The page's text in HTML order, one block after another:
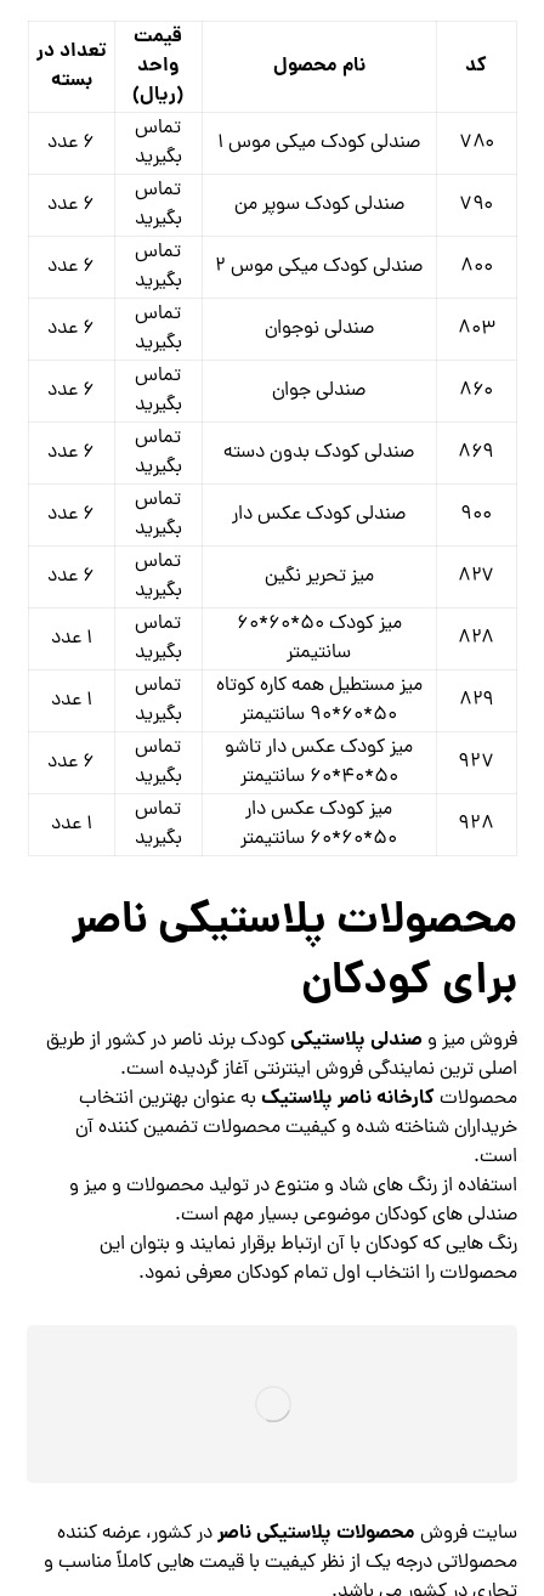
کد نام محصول
قیمت
واحد
(ریال)
تعداد در
بسته
۷۸۰ صندلی کودک میکی موس ۱
تماس
بگیرید
۶ عدد
۷۹۰ صندلی کودک سوپر من
تماس
بگیرید
۶ عدد
۸۰۰ صندلی کودک میکی موس ۲
تماس
بگیرید
۶ عدد
۸۰۳ صندلی نوجوان
تماس
بگیرید
۶ عدد
۸۶۰ صندلی جوان
تماس
بگیرید
۶ عدد
۸۶۹ صندلی کودک بدون دسته
تماس
بگیرید
۶ عدد
۹۰۰ صندلی کودک عکس دار
تماس
بگیرید
۶ عدد
۸۲۷ میز تحریر نگین
تماس
بگیرید
۶ عدد
۸۲۸
میز کودک ۵۰*۶۰*۶۰
سانتیمتر
تماس
بگیرید
۱ عدد
۸۲۹
میز مستطیل همه کاره کوتاه
۵۰*۶۰*۹۰ سانتیمتر
تماس
بگیرید
۱ عدد
۹۲۷
میز کودک عکس دار تاشو
۵۰*۴۰*۶۰ سانتیمتر
تماس
بگیرید
۶ عدد
۹۲۸
میز کودک عکس دار
۵۰*۶۰*۶۰ سانتیمتر
تماس
بگیرید
۱ عدد
محصولات پلاستیکی ناصر
برای کودکان
فروش میز و صندلی پلاستیکیکودک برند ناصر در کشور از طریق
اصلی ترین نمایندگی فروش اینترنتی آغاز گردیده است.
محصولاتکارخانه ناصر پلاستیک به عنوان بهترین انتخاب
خریداران شناخته شده و کیفیت محصولات تضمین کننده آن
است.
استفاده از رنگ های شاد و متنوع در تولید محصولات و میز و
صندلی های کودکان موضوعی بسیار مهم است.
رنگ هایی که کودکان با آن ارتباط برقرار نمایند و بتوان این
محصولات را انتخاب اول تمام کودکان معرفی نمود.
سایت فروش محصولات پلاستیکی ناصردر کشور، عرضه کننده
محصولاتی درجه یک از نظر کیفیت با قیمت هایی کاملاً مناسب و